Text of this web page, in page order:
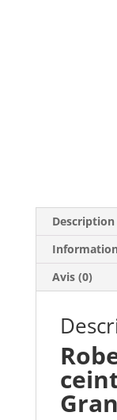
Description
Avis (0)